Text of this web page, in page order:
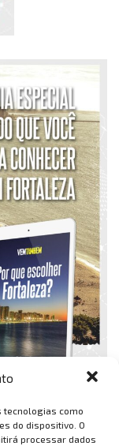
tecnologias como
do dispositivo. O
processar dados